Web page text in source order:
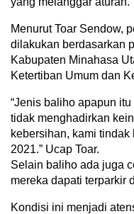
Menurut Toar Sendow,
dilakukan berdasarkan
Kabupaten Minahasa
Ketertiban Umum dan
“Jenis baliho apapun
tidak menghadirkan
kebersihan, kami
2021.” Ucap Toar.
Selain baliho ada juga
mereka dapati terparkir
Kondisi ini menjadi